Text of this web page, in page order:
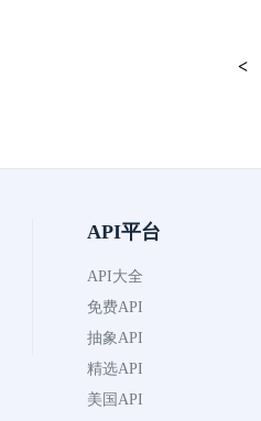
<
API平台
API大全
免费API
抽象API
精选API
美国API